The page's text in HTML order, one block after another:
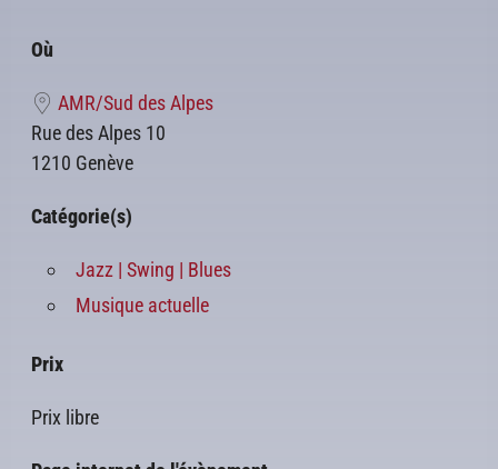
Où
AMR/Sud des Alpes
Rue des Alpes 10
1210 Genève
Catégorie(s)
Jazz | Swing | Blues
Musique actuelle
Prix
Prix libre